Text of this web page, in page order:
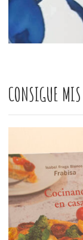
CONSIGUE